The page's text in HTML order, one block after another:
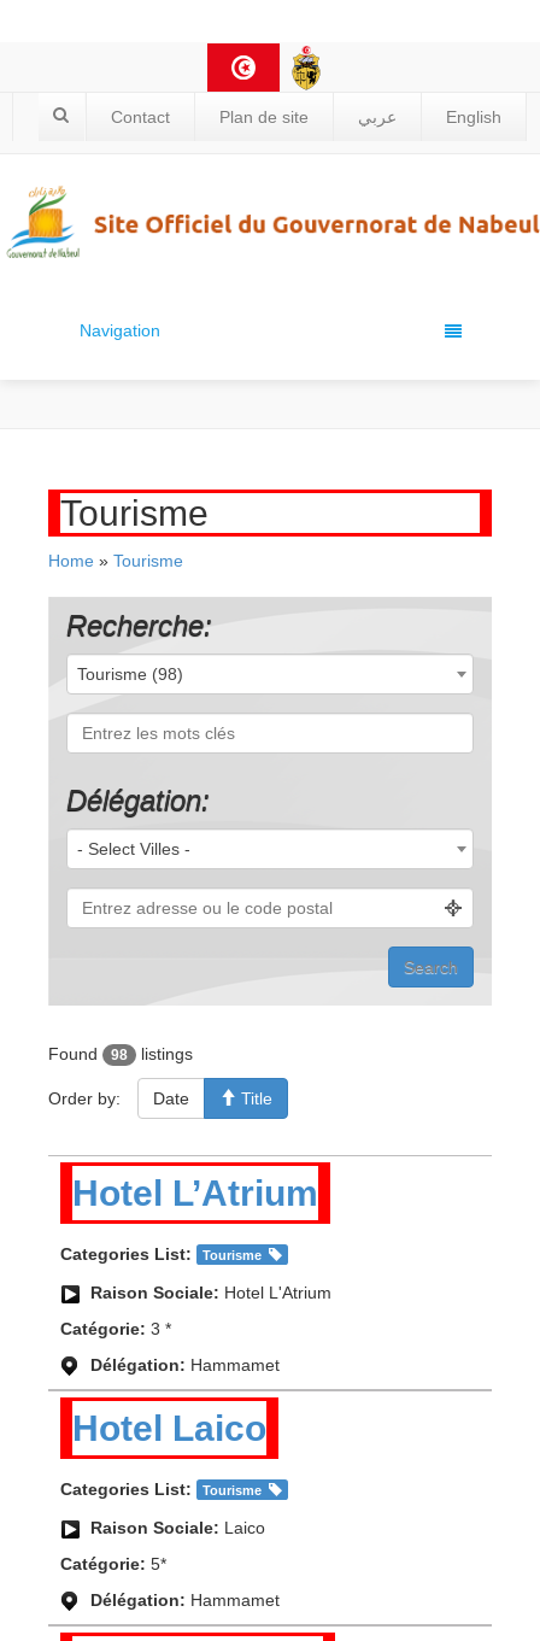
Contact Plan de site عربي English
Navigation
Tourisme
Home » Tourisme
Recherche:
Tourisme (98)
Délégation:
- Select Villes -
Found 98 listings
Order by: Date Title
Hotel L’Atrium
Categories List: Tourisme
Raison Sociale: Hotel L'Atrium
Catégorie: 3 *
Délégation: Hammamet
Hotel Laico
Categories List: Tourisme
Raison Sociale: Laico
Catégorie: 5*
Délégation: Hammamet